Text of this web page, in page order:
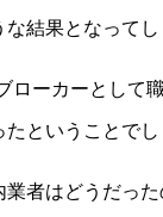
結果となってし
ローカーとして
ということでし
者はどうだった